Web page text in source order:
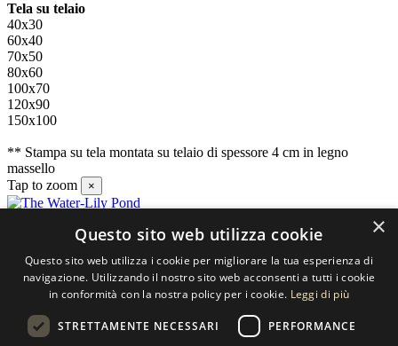
Tela su telaio
40x30
60x40
70x50
80x60
100x70
120x90
150x100
** Stampa su tela montata su telaio di spessore 4 cm in legno
massello
Tap to zoom
×
SELECTED ARTWORKS srl
Piazzale Cuoco, 4 - 20137 Milano
×
Questo sito web utilizza cookie
Questo sito web utilizza i cookie per migliorare la tua esperienza di
navigazione. Utilizzando il nostro sito web acconsenti a tutti i cookie
in conformità con la nostra policy per i cookie. Leggi di più
STRETTAMENTE NECESSARI PERFORMANCE